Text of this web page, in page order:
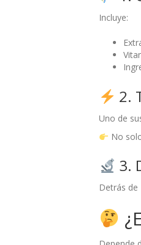
Incluye:
2.
Uno de
No
3.
Detrás de